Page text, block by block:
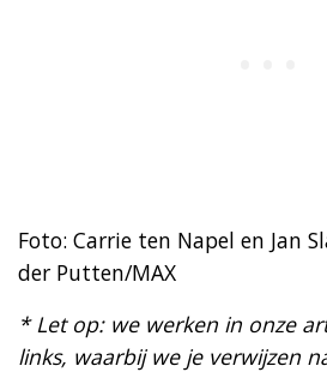
Foto: Carrie ten Napel en Jan
der Putten/MAX
* Let op: we werken in onze
links, waarbij we je verwijzen